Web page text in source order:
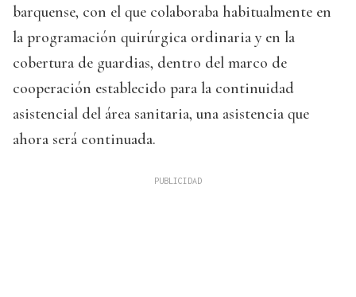
barquense, con el que colaboraba habitualmente en
la programación quirúrgica ordinaria y en la
cobertura de guardias, dentro del marco de
cooperación establecido para la continuidad
asistencial del área sanitaria, una asistencia que
ahora será continuada.